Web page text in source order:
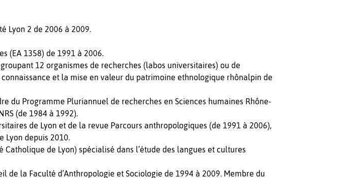
Lyon 2 de 2006 à 2009.
(EA 1358) de 1991 à 2006.
12 organismes de recherches (labos universitaires) ou de
et la mise en valeur du patrimoine ethnologique rhônalpin de
du Programme Pluriannuel de recherches en Sciences humaines Rhône-
(de 1984 à 1992).
de Lyon et de la revue Parcours anthropologiques (de 1991 à 2006),
Lyon depuis 2010.
de Lyon) spécialisé dans l’étude des langues et cultures
de la Faculté d’Anthropologie et Sociologie de 1994 à 2009. Membre du